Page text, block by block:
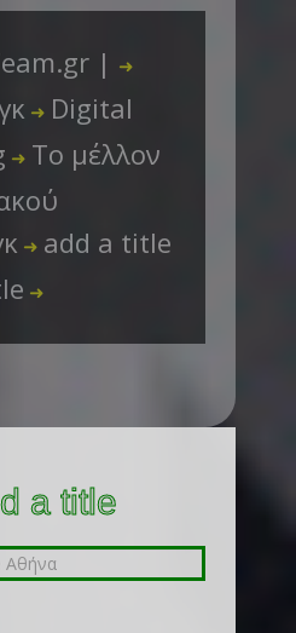
| ➜
➜ Digital
➜ Το μέλλον
➜ add a title
➜
a title